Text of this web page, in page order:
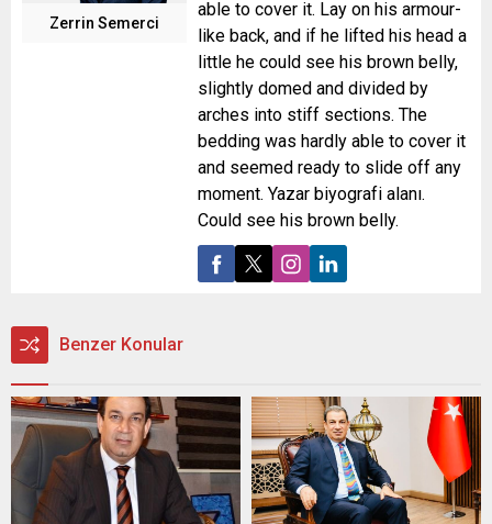
Zerrin Semerci
able to cover it. Lay on his armour-
like back, and if he lifted his head a
little he could see his brown belly,
slightly domed and divided by
arches into stiff sections. The
bedding was hardly able to cover it
and seemed ready to slide off any
moment. Yazar biyografi alanı.
Could see his brown belly.
Benzer Konular